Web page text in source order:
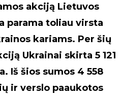
akciją Lietuvos
parama toliau virsta
kariams. Per šių
Ukrainai skirta 5 121
Iš šios sumos 4 558
ir verslo paaukotos